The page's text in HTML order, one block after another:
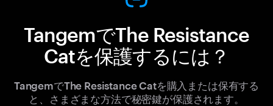
TangemでThe Resistance
Catを保護するには？
TangemでThe Resistance Catを購入または保有する
と、さまざまな方法で秘密鍵が保護されます。